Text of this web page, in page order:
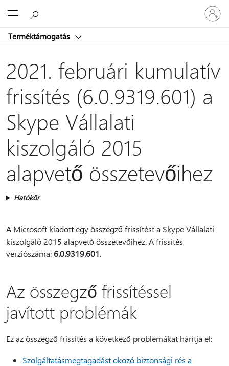
Terméktámogatás
be
a
2021. februári kumulatív
frissítés (6.0.9319.601) a
Skype Vállalati
kiszolgáló 2015
alapvető összetevőihez
Hatókör
A Microsoft kiadott egy összegző frissítést a Skype Vállalati
kiszolgáló 2015 alapvető összetevőihez. A frissítés
verziószáma: 6.0.9319.601.
Az összegző frissítéssel
javított problémák
Ez az összegző frissítés a következő problémákat hárítja el:
Szolgáltatásmegtagadást okozó biztonsági rés a